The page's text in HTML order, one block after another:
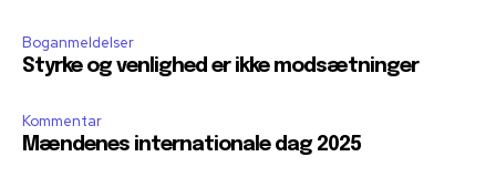
Boganmeldelser
Styrke og venlighed er ikke modsætninger
Kommentar
Mændenes internationale dag 2025